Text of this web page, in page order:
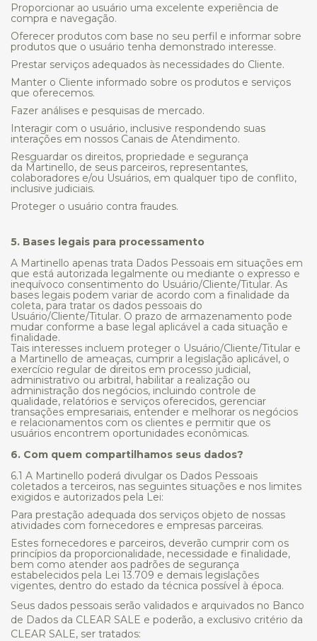
Proporcionar ao usuário uma excelente experiência de
compra e navegação.
Oferecer produtos com base no seu perfil e informar sobre
produtos que o usuário tenha demonstrado interesse.
Prestar serviços adequados às necessidades do Cliente.
Manter o Cliente informado sobre os produtos e serviços
que oferecemos.
Fazer análises e pesquisas de mercado.
Interagir com o usuário, inclusive respondendo suas
interações em nossos Canais de Atendimento.
Resguardar os direitos, propriedade e segurança
da Martinello, de seus parceiros, representantes,
colaboradores e/ou Usuários, em qualquer tipo de conflito,
inclusive judiciais.
Proteger o usuário contra fraudes.
5. Bases legais para processamento
A Martinello apenas trata Dados Pessoais em situações em
que está autorizada legalmente ou mediante o expresso e
inequívoco consentimento do Usuário/Cliente/Titular. As
bases legais podem variar de acordo com a finalidade da
coleta, para tratar os dados pessoais do
Usuário/Cliente/Titular. O prazo de armazenamento pode
mudar conforme a base legal aplicável a cada situação e
finalidade.
Tais interesses incluem proteger o Usuário/Cliente/Titular e
a Martinello de ameaças, cumprir a legislação aplicável, o
exercício regular de direitos em processo judicial,
administrativo ou arbitral, habilitar a realização ou
administração dos negócios, incluindo controle de
qualidade, relatórios e serviços oferecidos, gerenciar
transações empresariais, entender e melhorar os negócios
e relacionamentos com os clientes e permitir que os
usuários encontrem oportunidades econômicas.
6. Com quem compartilhamos seus dados?
6.1 A Martinello poderá divulgar os Dados Pessoais
coletados a terceiros, nas seguintes situações e nos limites
exigidos e autorizados pela Lei:
Para prestação adequada dos serviços objeto de nossas
atividades com fornecedores e empresas parceiras.
Estes fornecedores e parceiros, deverão cumprir com os
princípios da proporcionalidade, necessidade e finalidade,
bem como atender aos padrões de segurança
estabelecidos pela Lei 13.709 e demais legislações
vigentes, dentro do estado da técnica possível à época.
Seus dados pessoais serão validados e arquivados no Banco
de Dados da CLEAR SALE e poderão, a exclusivo critério da
CLEAR SALE, ser tratados: